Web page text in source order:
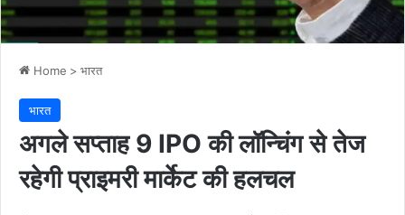
Home > भारत
भारत
अगले सप्ताह 9 IPO की लॉन्चिंग से तेज
रहेगी प्राइमरी मार्केट की हलचल